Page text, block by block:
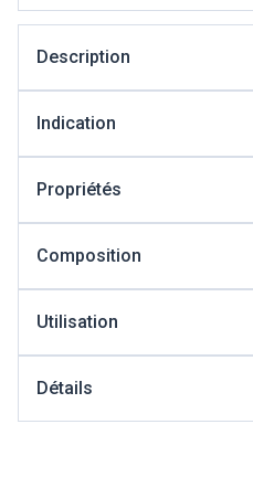
Description
Indication
Propriétés
Composition
Utilisation
Détails